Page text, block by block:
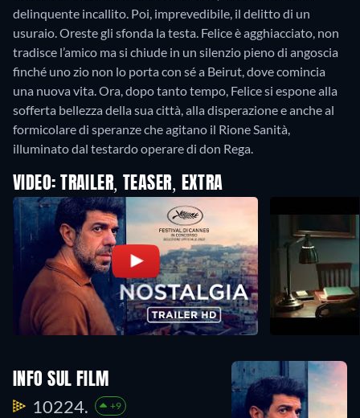
delinquente incallito. Poi, imprevedibile, il delitto di un
usuraio. Oreste gli sfonda la testa. Felice è agghiacciato, non
tradisce l’amico ma si chiude in un silenzio pieno di angoscia
finché uno zio non lo porta con sé a Beirut, dove comincia
una nuova vita. Ora, dopo tanto tempo, Felice si espone alla
sofferta bellezza della sua città, alla disperazione e anche al
formicolare di speranze che agitano il Rione Sanità,
illuminato dal testardo operare di don Rega.
VIDEO: TRAILER, TEASER, EXTRA
INFO SUL FILM
10224. +9